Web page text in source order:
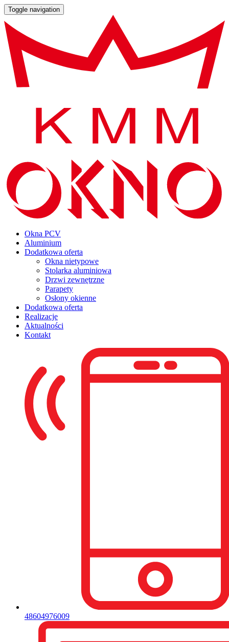
Toggle navigation
Okna PCV
Aluminium
Dodatkowa oferta
Okna nietypowe
Stolarka aluminiowa
Drzwi zewnętrzne
Parapety
Osłony okienne
Dodatkowa oferta
Realizacje
Aktualności
Kontakt
48604976009